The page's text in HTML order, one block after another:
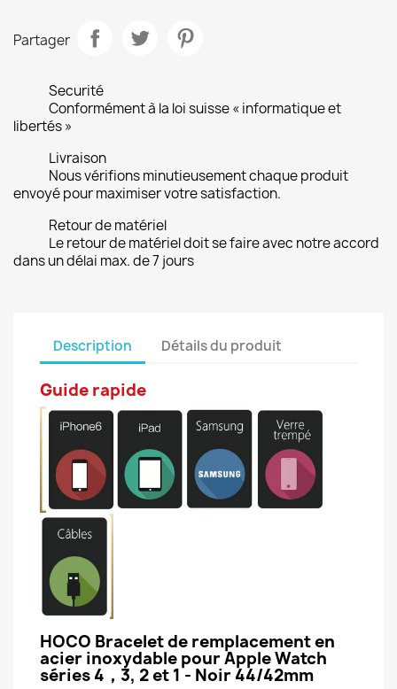
Partager
Securité
Conformément à la loi suisse « informatique et
libertés »
Livraison
Nous vérifions minutieusement chaque produit
envoyé pour maximiser votre satisfaction.
Retour de matériel
Le retour de matériel doit se faire avec notre accord
dans un délai max. de 7 jours
Description Détails du produit
Guide rapide
HOCO Bracelet de remplacement en
acier inoxydable pour Apple Watch
séries 4，3, 2 et 1 - Noir 44/42mm